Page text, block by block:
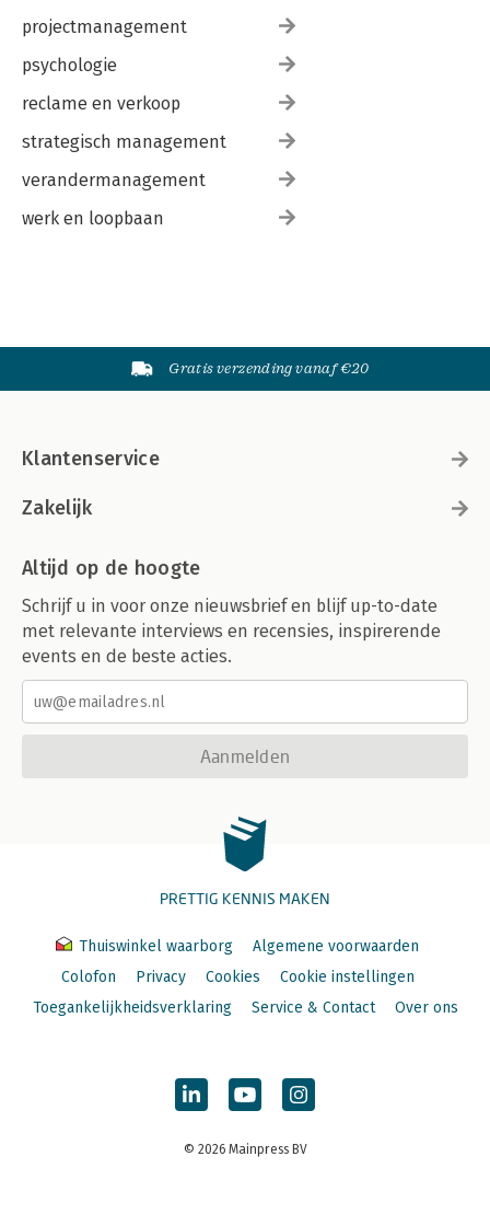
projectmanagement
psychologie
reclame en verkoop
strategisch management
verandermanagement
werk en loopbaan
Gratis verzending vanaf €20
Klantenservice
Zakelijk
Altijd op de hoogte
Schrijf u in voor onze nieuwsbrief en blijf up-to-date
met relevante interviews en recensies, inspirerende
events en de beste acties.
Aanmelden
PRETTIG KENNIS MAKEN
Thuiswinkel waarborg
Algemene voorwaarden
Colofon
Privacy Cookies
Cookie instellingen
Toegankelijkheidsverklaring
Service & Contact Over ons
© 2026 Mainpress BV